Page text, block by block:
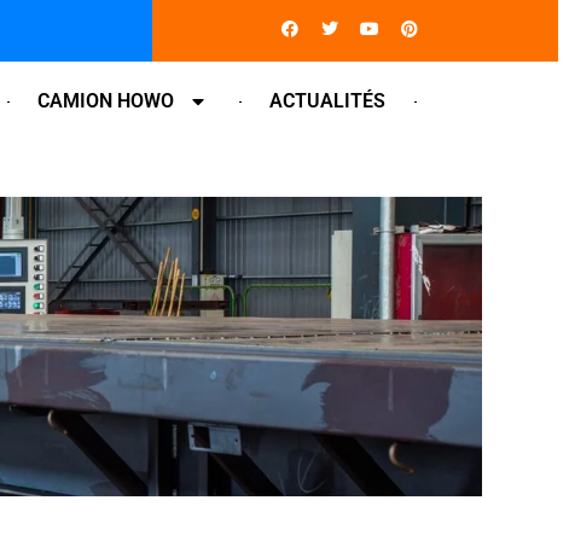
Facebook
TwitterYoutubePinterest
CAMION HOWO ACTUALITÉS